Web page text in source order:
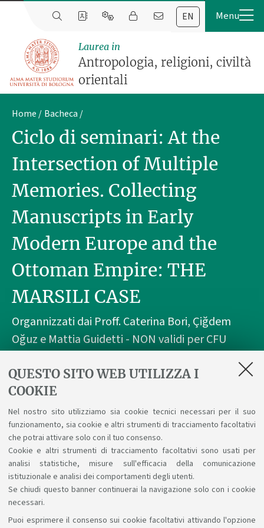
QUESTO SITO WEB UTILIZZA I
COOKIE
Nel nostro sito utilizziamo sia cookie tecnici necessari per il suo
funzionamento, sia cookie e altri strumenti di tracciamento facoltativi
che potrai attivare solo con il tuo consenso.
Cookie e altri strumenti di tracciamento facoltativi sono usati per
analisi statistiche, misure sull'efficacia della comunicazione
istituzionale e analisi dei comportamenti degli utenti.
Se chiudi questo banner continuerai la navigazione solo con i cookie
necessari.
Puoi esprimere il consenso sui cookie facoltativi attivando l'opzione
EN
Laurea in
Antropologia, religioni, civiltà
orientali
Home Bacheca
Ciclo di seminari: At the
Intersection of Multiple
Memories. Collecting
Manuscripts in Early
Modern Europe and the
Ottoman Empire: THE
MARSILI CASE
Organnizzati dai Proff. Caterina Bori, Çiğdem
Oğuz e Mattia Guidetti - NON validi per CFU
dal 11 marzo 2025 ore 15:00 al 06 maggio 2025
ore 19:00
aule varie, DISCI - Evento in presenza e
online
Sosteniamo il diritto alla conoscenza